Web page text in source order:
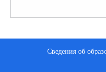
Сведения об